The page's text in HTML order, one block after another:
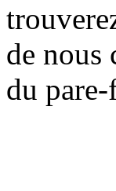
de nous
du pare-